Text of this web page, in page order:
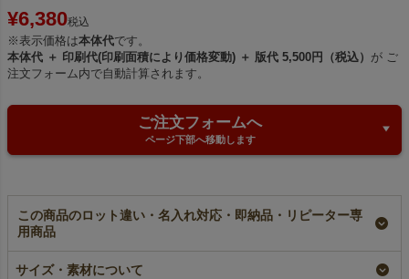
¥6,380税込
※表示価格は本体代です。
本体代 ＋ 印刷代(印刷面積により価格変動) ＋ 版代 5,500円（税込） が ご
注文フォーム内で自動計算されます。
ご注文フォームへ
ページ下部へ移動します
この商品のロット違い・名入れ対応・即納品・リピーター専
用商品
【名入れ対応】タイパ
ック（S6）｜薄手｜
【名入れ／リピーター
タイパック（S6）｜
薄手｜不織布製あずま
サイズ・素材について